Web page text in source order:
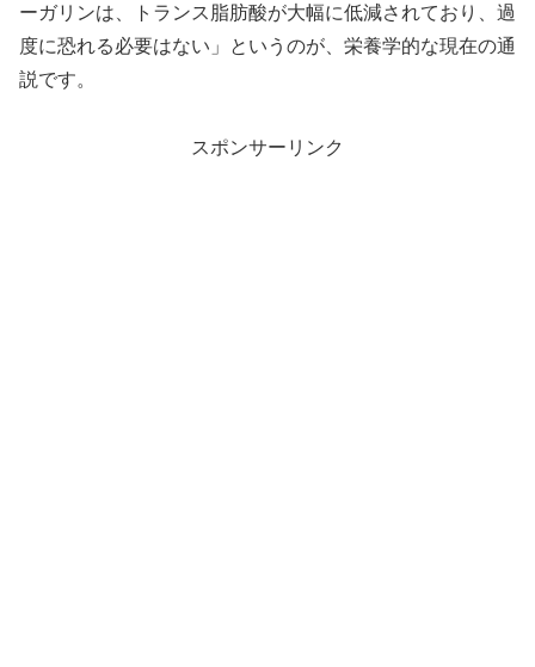
ーガリンは、トランス脂肪酸が大幅に低減されており、過
度に恐れる必要はない」というのが、栄養学的な現在の通
説です。
スポンサーリンク